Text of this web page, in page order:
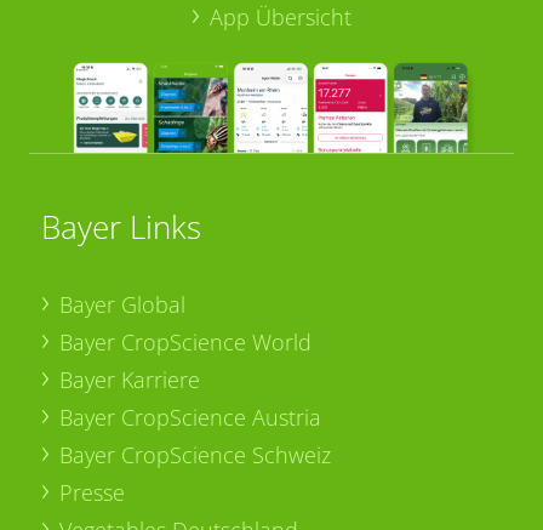
App Übersicht
Bayer Links
Bayer Global
Bayer CropScience World
Bayer Karriere
Bayer CropScience Austria
Bayer CropScience Schweiz
Presse